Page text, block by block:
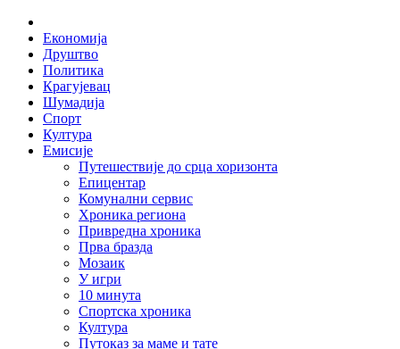
Skip
content
Економија
Друштво
Политика
Крагујевац
Шумадија
Спорт
Култура
Емисије
Путешествије до срца хоризонта
Епицентар
Комунални сервис
Хроника региона
Привредна хроника
Прва бразда
Мозаик
У игри
10 минута
Спортска хроника
Култура
Путоказ за маме и тате